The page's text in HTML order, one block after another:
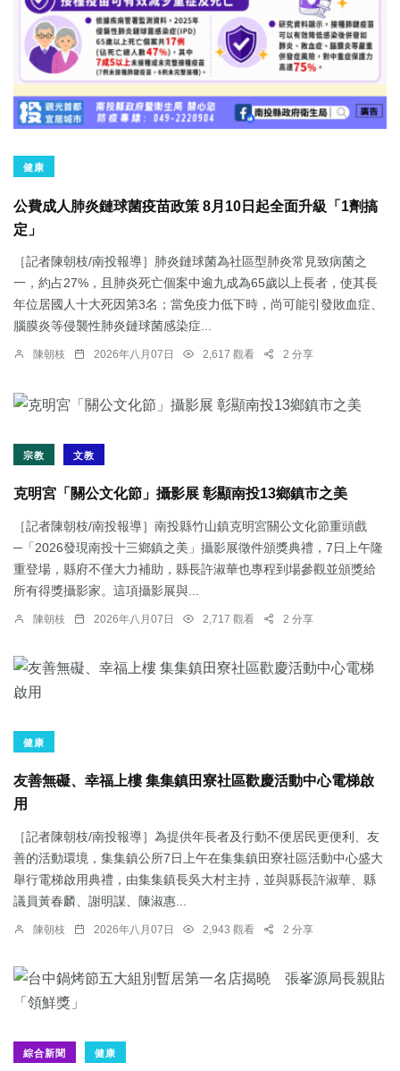
健康
公費成人肺炎鏈球菌疫苗政策 8月10日起全面升級「1劑搞
定」
［記者陳朝枝/南投報導］肺炎鏈球菌為社區型肺炎常見致病菌之
一，約占27%，且肺炎死亡個案中逾九成為65歲以上長者，使其長
年位居國人十大死因第3名；當免疫力低下時，尚可能引發敗血症、
腦膜炎等侵襲性肺炎鏈球菌感染症...
陳朝枝 2026年八月07日 2,617 觀看 2 分享
宗教 文教
克明宮「關公文化節」攝影展 彰顯南投13鄉鎮市之美
［記者陳朝枝/南投報導］南投縣竹山鎮克明宮關公文化節重頭戲
─「2026發現南投十三鄉鎮之美」攝影展徵件頒獎典禮，7日上午隆
重登場，縣府不僅大力補助，縣長許淑華也專程到場參觀並頒獎給
所有得獎攝影家。這項攝影展與...
陳朝枝 2026年八月07日 2,717 觀看 2 分享
健康
友善無礙、幸福上樓 集集鎮田寮社區歡慶活動中心電梯啟
用
［記者陳朝枝/南投報導］為提供年長者及行動不便居民更便利、友
善的活動環境，集集鎮公所7日上午在集集鎮田寮社區活動中心盛大
舉行電梯啟用典禮，由集集鎮長吳大村主持，並與縣長許淑華、縣
議員黃春麟、謝明謀、陳淑惠...
陳朝枝 2026年八月07日 2,943 觀看 2 分享
綜合新聞 健康